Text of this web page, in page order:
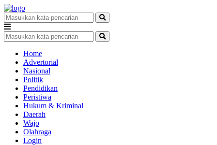
Home
Advertorial
Nasional
Politik
Pendidikan
Peristiwa
Hukum & Kriminal
Daerah
Wajo
Olahraga
Login